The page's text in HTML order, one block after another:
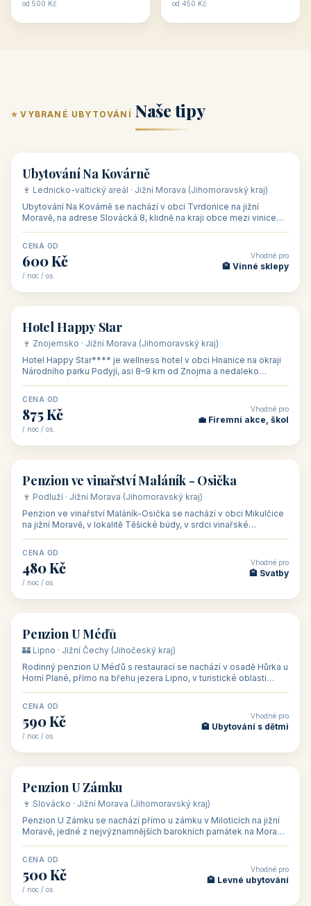
od 500 Kč od 450 Kč
⭐ VYBRANÉ UBYTOVÁNÍ Naše tipy
🏡 penzion
Ubytování Na Kovárně
🍷 Lednicko-valtický areál · Jižní Morava (Jihomoravský kraj)
Ubytování Na Kovárně se nachází v obci Tvrdonice na jižní
Moravě, na adrese Slovácká 8, klidně na kraji obce mezi vinicemi,
CENA OD
600 Kč
/ noc / os.
Vhodné pro
🏨 Vinné sklepy
🏨 hotel
Hotel Happy Star
🍷 Znojemsko · Jižní Morava (Jihomoravský kraj)
Hotel Happy Star**** je wellness hotel v obci Hnanice na okraji
Národního parku Podyjí, asi 8–9 km od Znojma a nedaleko
CENA OD
875 Kč
/ noc / os.
Vhodné pro
💼 Firemní akce, škol
🏡 penzion
Penzion ve vinařství Maláník - Osička
🍷 Podluží · Jižní Morava (Jihomoravský kraj)
Penzion ve vinařství Maláník-Osička se nachází v obci Mikulčice
na jižní Moravě, v lokalitě Těšické búdy, v srdci vinařské
CENA OD
480 Kč
/ noc / os.
Vhodné pro
🏨 Svatby
🏡 penzion
Penzion U Méďů
🏰 Lipno · Jižní Čechy (Jihočeský kraj)
Rodinný penzion U Méďů s restaurací se nachází v osadě Hůrka u
Horní Plané, přímo na břehu jezera Lipno, v turistické oblasti
CENA OD
590 Kč
/ noc / os.
Vhodné pro
🏨 Ubytování s dětmi
🏡 penzion
Penzion U Zámku
🍷 Slovácko · Jižní Morava (Jihomoravský kraj)
Penzion U Zámku se nachází přímo u zámku v Miloticích na jižní
Moravě, jedné z nejvýznamnějších barokních památek na Moravě,
CENA OD
500 Kč
/ noc / os.
Vhodné pro
🏨 Levné ubytování